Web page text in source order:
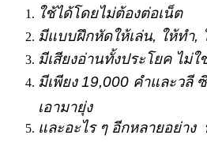
ใช้ได้โดยไม่ต้องต่อเน็ต
มีแบบฝึกหัดให้เล่น, ให้ทำ,
มีเสียงอ่านทั้งประโยค ไม่
มีเพียง 19,000 คำและวลี
เอามายุ่ง
และอะไร ๆ อีกหลายอย่า